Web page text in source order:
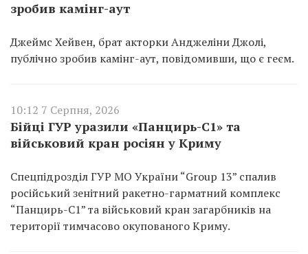
зробив камінг-аут
Джеймс Хейвен, брат акторки Анджеліни Джолі,
публічно зробив камінг-аут, повідомивши, що є геєм.
10:12 7 Серпня, 2026
Бійці ГУР уразили «Панцирь-С1» та
військовий кран росіян у Криму
Спецпідрозділ ГУР МО України “Group 13” спалив
російський зенітний ракетно-гарматний комплекс
“Панцирь-С1” та військовий кран загарбників на
території тимчасово окупованого Криму.